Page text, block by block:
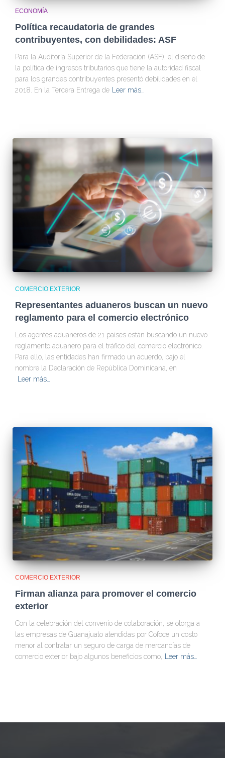
ECONOMÍA
Política recaudatoria de grandes
contribuyentes, con debilidades: ASF
Para la Auditoría Superior de la Federación (ASF), el diseño de
la política de ingresos tributarios que tiene la autoridad fiscal
para los grandes contribuyentes presentó debilidades en el
2018. En la Tercera Entrega de Leer más…
COMERCIO EXTERIOR
Representantes aduaneros buscan un nuevo
reglamento para el comercio electrónico
Los agentes aduaneros de 21 países están buscando un nuevo
reglamento aduanero para el tráfico del comercio electrónico.
Para ello, las entidades han firmado un acuerdo, bajo el
nombre la Declaración de República Dominicana, en
Leer más…
COMERCIO EXTERIOR
Firman alianza para promover el comercio
exterior
Con la celebración del convenio de colaboración, se otorga a
las empresas de Guanajuato atendidas por Cofoce un costo
menor al contratar un seguro de carga de mercancías de
comercio exterior bajo algunos beneficios como,
Leer más…